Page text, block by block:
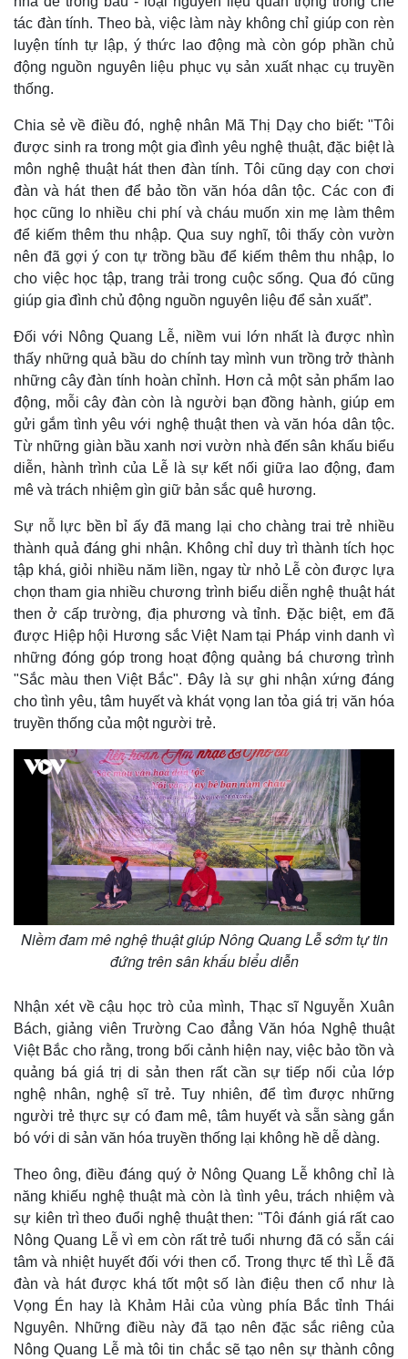
Pháp luật
Vụ án
Tin nóng
Tư vấn luật
Quân sự - Quốc phòng
Vũ khí
Việt Nam
Phân tích
tác đàn tính. Theo bà, việc làm này không chỉ giúp con rèn
luyện tính tự lập, ý thức lao động mà còn góp phần chủ
động nguồn nguyên liệu phục vụ sản xuất nhạc cụ truyền
thống.
Chia sẻ về điều đó, nghệ nhân Mã Thị Dạy cho biết: "Tôi
được sinh ra trong một gia đình yêu nghệ thuật, đặc biệt là
môn nghệ thuật hát then đàn tính. Tôi cũng dạy con chơi
đàn và hát then để bảo tồn văn hóa dân tộc. Các con đi
học cũng lo nhiều chi phí và cháu muốn xin mẹ làm thêm
để kiếm thêm thu nhập. Qua suy nghĩ, tôi thấy còn vườn
nên đã gợi ý con tự trồng bầu để kiếm thêm thu nhập, lo
cho việc học tập, trang trải trong cuộc sống. Qua đó cũng
giúp gia đình chủ động nguồn nguyên liệu để sản xuất”.
Đối với Nông Quang Lễ, niềm vui lớn nhất là được nhìn
thấy những quả bầu do chính tay mình vun trồng trở thành
những cây đàn tính hoàn chỉnh. Hơn cả một sản phẩm lao
động, mỗi cây đàn còn là người bạn đồng hành, giúp em
gửi gắm tình yêu với nghệ thuật then và văn hóa dân tộc.
Từ những giàn bầu xanh nơi vườn nhà đến sân khấu biểu
diễn, hành trình của Lễ là sự kết nối giữa lao động, đam
mê và trách nhiệm gìn giữ bản sắc quê hương.
Sự nỗ lực bền bỉ ấy đã mang lại cho chàng trai trẻ nhiều
thành quả đáng ghi nhận. Không chỉ duy trì thành tích học
tập khá, giỏi nhiều năm liền, ngay từ nhỏ Lễ còn được lựa
chọn tham gia nhiều chương trình biểu diễn nghệ thuật hát
then ở cấp trường, địa phương và tỉnh. Đặc biệt, em đã
được Hiệp hội Hương sắc Việt Nam tại Pháp vinh danh vì
những đóng góp trong hoạt động quảng bá chương trình
"Sắc màu then Việt Bắc". Đây là sự ghi nhận xứng đáng
cho tình yêu, tâm huyết và khát vọng lan tỏa giá trị văn hóa
truyền thống của một người trẻ.
Niềm đam mê nghệ thuật giúp Nông Quang Lễ sớm tự tin
đứng trên sân khấu biểu diễn
Nhận xét về cậu học trò của mình, Thạc sĩ Nguyễn Xuân
Bách, giảng viên Trường Cao đẳng Văn hóa Nghệ thuật
Việt Bắc cho rằng, trong bối cảnh hiện nay, việc bảo tồn và
quảng bá giá trị di sản then rất cần sự tiếp nối của lớp
nghệ nhân, nghệ sĩ trẻ. Tuy nhiên, để tìm được những
người trẻ thực sự có đam mê, tâm huyết và sẵn sàng gắn
bó với di sản văn hóa truyền thống lại không hề dễ dàng.
Theo ông, điều đáng quý ở Nông Quang Lễ không chỉ là
năng khiếu nghệ thuật mà còn là tình yêu, trách nhiệm và
sự kiên trì theo đuổi nghệ thuật then: "Tôi đánh giá rất cao
Nông Quang Lễ vì em còn rất trẻ tuổi nhưng đã có sẵn cái
tâm và nhiệt huyết đối với then cổ. Trong thực tế thì Lễ đã
đàn và hát được khá tốt một số làn điệu then cổ như là
Vọng Én hay là Khảm Hải của vùng phía Bắc tỉnh Thái
Nguyên. Những điều này đã tạo nên đặc sắc riêng của
Nông Quang Lễ mà tôi tin chắc sẽ tạo nên sự thành công